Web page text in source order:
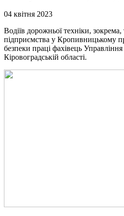
04 квітня 2023
Водіїв дорожньої техніки,
підприємства у Кропивницькому
безпеки праці фахівець Управління
Кіровоградській області.